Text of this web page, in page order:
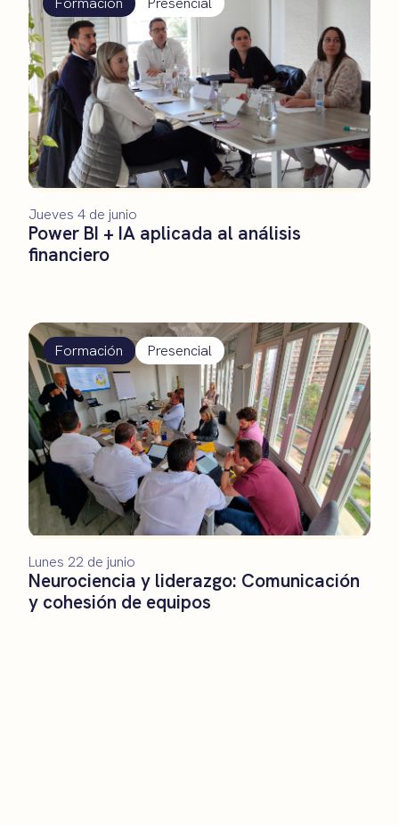
Power BI + IA aplicada al análisis
financiero
Jueves 4 de junio
Formación Presencial
Neurociencia y liderazgo: Comunicación
y cohesión de equipos
Lunes 22 de junio